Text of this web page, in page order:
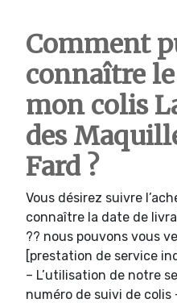
Comment
connaître
mon colis
des
Fard ?
Vous désirez suivre
connaître la date de
?? nous pouvons vous
[prestation de service
– L’utilisation de notre
numéro de suivi de colis